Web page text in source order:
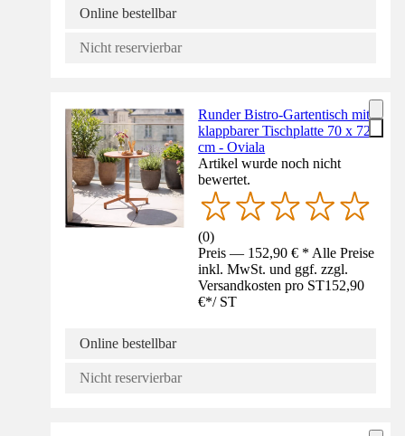
Online bestellbar
Nicht reservierbar
Runder Bistro-Gartentisch mit
klappbarer Tischplatte 70 x 72
cm - Oviala
Artikel wurde noch nicht
bewertet.
(0)
Preis — 152,90 € * Alle Preise
inkl. MwSt. und ggf. zzgl.
Versandkosten pro ST152,90
€*/ ST
Online bestellbar
Nicht reservierbar